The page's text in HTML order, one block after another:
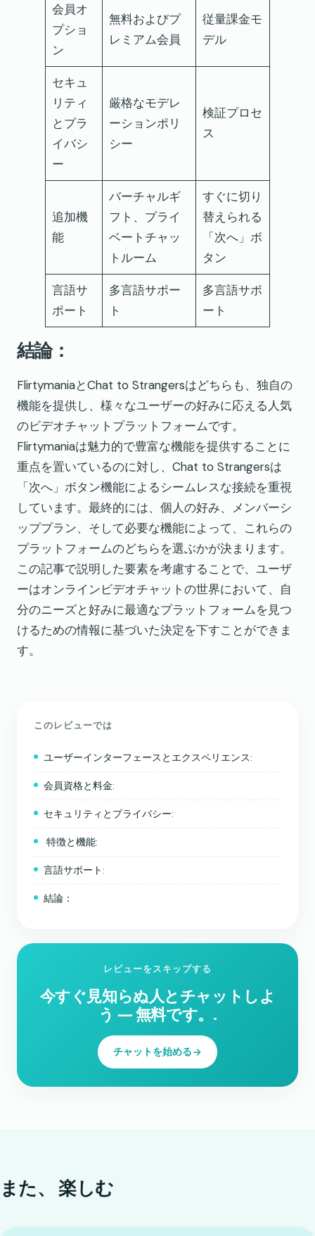
会員オ
プショ
ン
無料およびプ
レミアム会員
従量課金モ
デル
セキュ
リティ
とプラ
イバシ
ー
厳格なモデレ
ーションポリ
シー
検証プロセ
ス
追加機
能
バーチャルギ
フト、プライ
ベートチャッ
トルーム
すぐに切り
替えられる
「次へ」ボ
タン
言語サ
ポート
多言語サポー
ト
多言語サポ
ート
結論：
FlirtymaniaとChat to Strangersはどちらも、独自の
機能を提供し、様々なユーザーの好みに応える人気
のビデオチャットプラットフォームです。
Flirtymaniaは魅力的で豊富な機能を提供することに
重点を置いているのに対し、Chat to Strangersは
「次へ」ボタン機能によるシームレスな接続を重視
しています。最終的には、個人の好み、メンバーシ
ッププラン、そして必要な機能によって、これらの
プラットフォームのどちらを選ぶかが決まります。
この記事で説明した要素を考慮することで、ユーザ
ーはオンラインビデオチャットの世界において、自
分のニーズと好みに最適なプラットフォームを見つ
けるための情報に基づいた決定を下すことができま
す。
このレビューでは
ユーザーインターフェースとエクスペリエンス:
会員資格と料金:
セキュリティとプライバシー:
特徴と機能:
言語サポート:
結論：
レビューをスキップする
今すぐ見知らぬ人とチャットしよ
う ― 無料です。.
チャットを始める
また、楽しむ